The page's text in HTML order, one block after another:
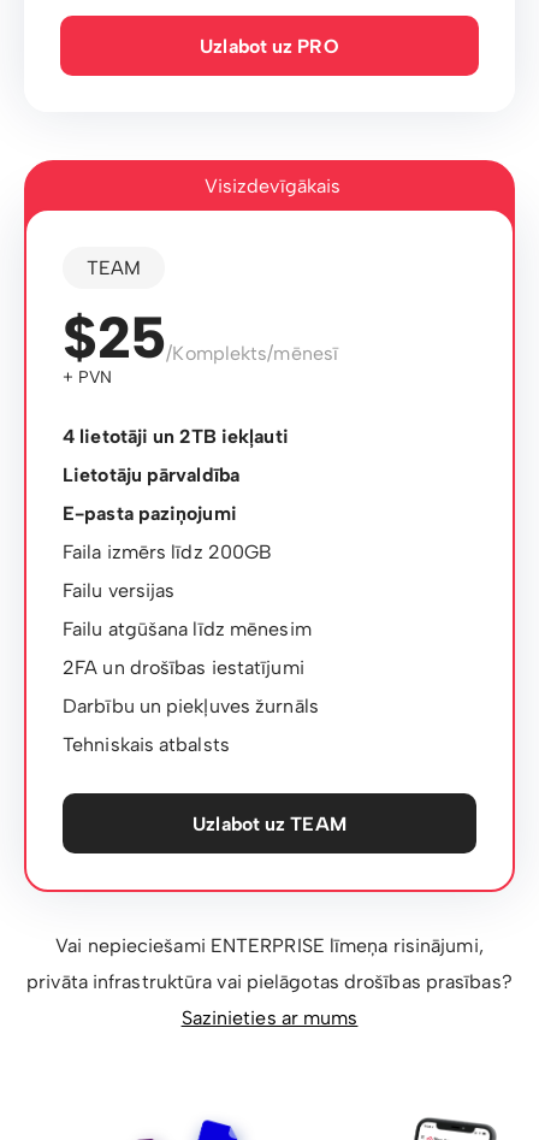
Uzlabot uz PRO
Visizdevīgākais
TEAM
$25/Komplekts/mēnesī
+ PVN
4 lietotāji un 2TB iekļauti
Lietotāju pārvaldība
E-pasta paziņojumi
Faila izmērs līdz 200GB
Failu versijas
Failu atgūšana līdz mēnesim
2FA un drošības iestatījumi
Darbību un piekļuves žurnāls
Tehniskais atbalsts
Uzlabot uz TEAM
Vai nepieciešami ENTERPRISE līmeņa risinājumi,
privāta infrastruktūra vai pielāgotas drošības prasības?
Sazinieties ar mums